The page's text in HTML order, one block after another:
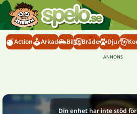
Action Arkad Bil Bräde Djur
Din enhet har inte stöd